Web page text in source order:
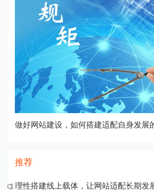
做好网站建设，如何搭建适配自身发展
推荐
理性搭建线上载体，让网站适配长期发